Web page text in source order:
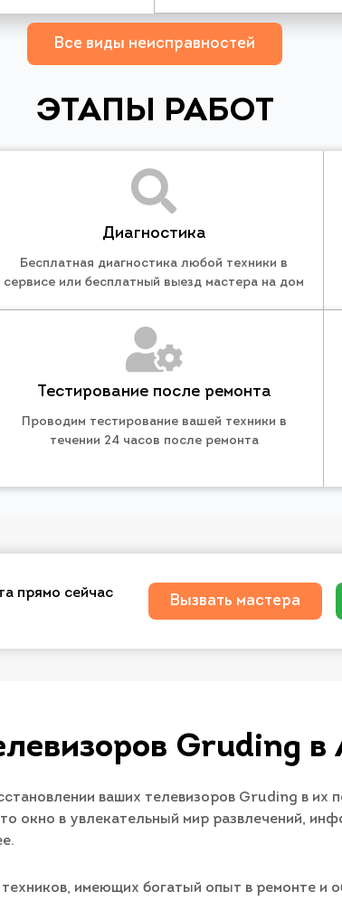
Все виды неисправностей
ЭТАПЫ РАБОТ
Диагностика
Бесплатная диагностика любой техники в
сервисе или бесплатный выезд мастера на дом
Тестирование после ремонта
Проводим тестирование вашей техники в
течении 24 часов после ремонта
прямо сейчас
Вызвать мастера
Gruding
ваших телевизоров Gruding в их
окно в увлекательный мир развлечений,
имеющих богатый опыт в ремонте и